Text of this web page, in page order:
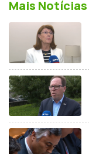
Mais Notícias